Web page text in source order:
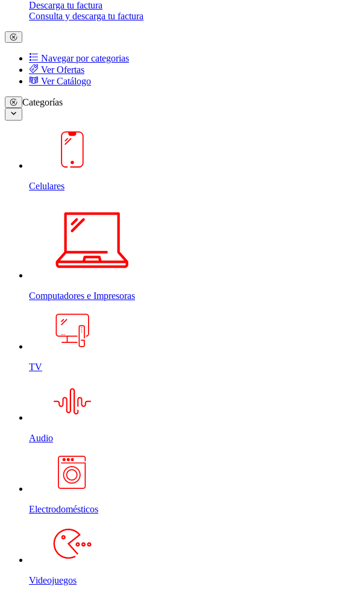
Descarga tu factura
Consulta y descarga tu factura
Navegar por categorias
Ver Ofertas
Ver Catálogo
Categorías
Celulares
Computadores e Impresoras
TV
Audio
Electrodomésticos
Videojuegos